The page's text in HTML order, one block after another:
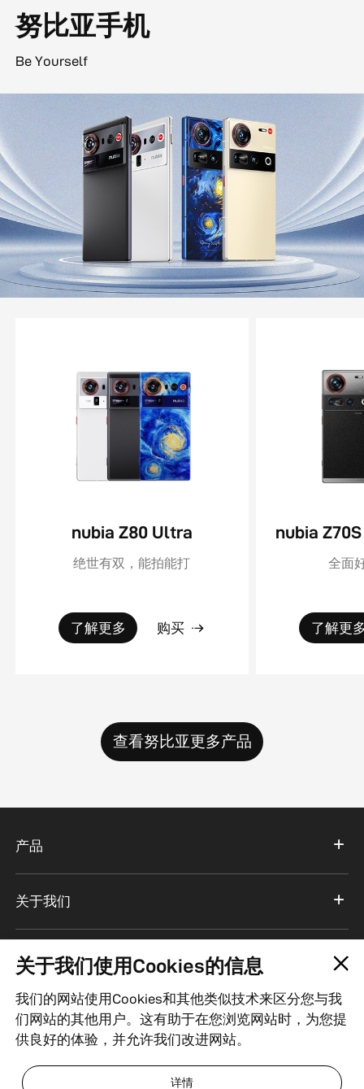
努比亚手机
Be Yourself
nubia Z80 Ultra
绝世有双，能拍能打
了解更多 购买
全面
了解更
查看努比亚更多产品
产品
关于我们
服务支持
中国
| 粤公网安备 44030502000309号
| 经营资质
关于我们使用Cookies的信息
我们的网站使用Cookies和其他类似技术来区分您与我
们网站的其他用户。这有助于在您浏览网站时，为您提
供良好的体验，并允许我们改进网站。
详情